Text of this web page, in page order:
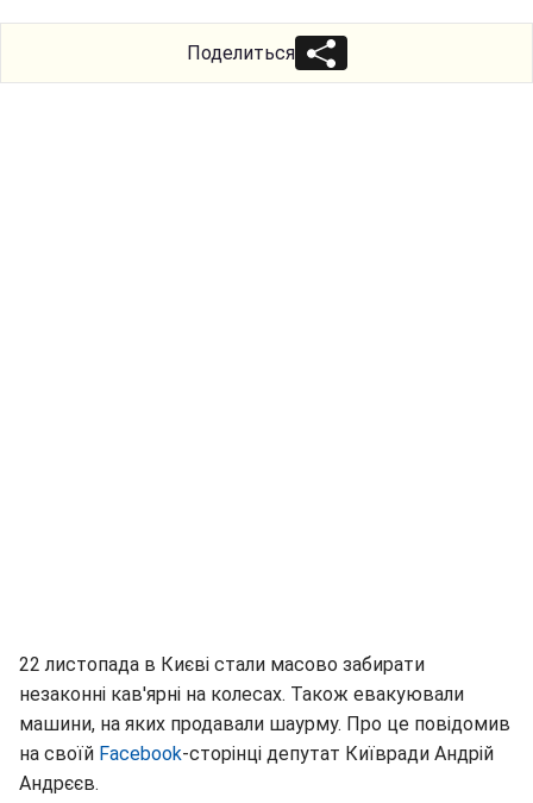
Поделиться
22 листопада в Києві стали масово забирати
незаконні кав'ярні на колесах. Також евакуювали
машини, на яких продавали шаурму. Про це повідомив
на своїй Facebook-сторінці депутат Київради Андрій
Андрєєв.